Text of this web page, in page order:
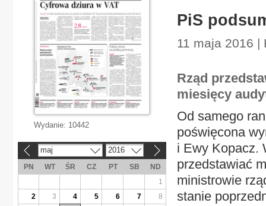
PiS
11 maja 2016 |
Rząd
miesięcy
Od samego
poświęcona
i Ewy Kopacz.
przedstawiać
ministrowie
stanie
Wydanie: 10442
maj 2016
PN WT ŚR CZ PT SB
ND
1
2
3 4 5 6 7
8